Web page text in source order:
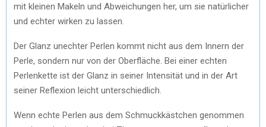
mit kleinen Makeln und Abweichungen her, um sie natürlicher
und echter wirken zu lassen.
Der Glanz unechter Perlen kommt nicht aus dem Innern der
Perle, sondern nur von der Oberfläche. Bei einer echten
Perlenkette ist der Glanz in seiner Intensität und in der Art
seiner Reflexion leicht unterschiedlich.
Wenn echte Perlen aus dem Schmuckkästchen genommen